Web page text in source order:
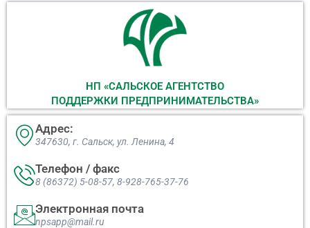
НП «САЛЬСКОЕ АГЕНТСТВО
ПОДДЕРЖКИ ПРЕДПРИНИМАТЕЛЬСТВА»
Адрес:
347630, г. Сальск, ул. Ленина, 4​
Телефон / факс
8 (86372) 5-08-57, 8-928-765-37-76
Электронная почта
npsapp@mail.ru